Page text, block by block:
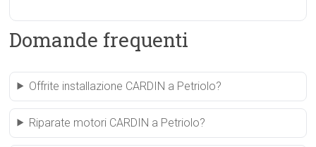
Domande frequenti
Offrite installazione CARDIN a Petriolo?
Riparate motori CARDIN a Petriolo?